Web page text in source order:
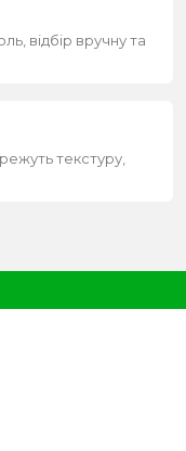
відбір вручну та
текстуру,